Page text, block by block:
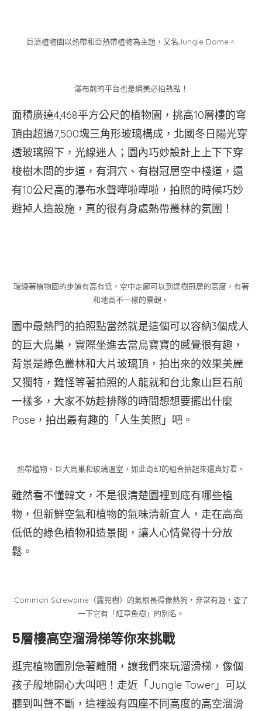
巨濟植物園以熱帶和亞熱帶植物為主題，又名Jungle Dome。
瀑布前的平台也是網美必拍熱點！
面積廣達4,468平方公尺的植物園，挑高10層樓的穹
頂由超過7,500塊三角形玻璃構成，北國冬日陽光穿
透玻璃照下，光線迷人；園內巧妙設計上上下下穿
梭樹木間的步道，有洞穴、有樹冠層空中棧道，還
有10公尺高的瀑布水聲嘩啦嘩啦，拍照的時候巧妙
避掉人造設施，真的很有身處熱帶叢林的氛圍！
環繞著植物園的步道有高有低，空中走廊可以到達樹冠層的高度，有著
和地面不一樣的景觀。
園中最熱門的拍照點當然就是這個可以容納3個成人
的巨大鳥巢，實際坐進去當鳥寶寶的感覺很有趣，
背景是綠色叢林和大片玻璃頂，拍出來的效果美麗
又獨特，難怪等著拍照的人龍就和台北象山巨石前
一樣多，大家不妨趁排隊的時間想想要擺出什麼
Pose，拍出最有趣的「人生美照」吧。
熱帶植物、巨大鳥巢和玻璃溫室，如此奇幻的組合拍起來還真好看。
雖然看不懂韓文，不是很清楚園裡到底有哪些植
物，但新鮮空氣和植物的氣味清新宜人，走在高高
低低的綠色植物和造景間，讓人心情覺得十分放
鬆。
Common Screwpine（露兜樹）的氣根長得像熱狗，非常有趣，查了
一下它有「紅章魚樹」的別名。
5層樓高空溜滑梯等你來挑戰
逛完植物園別急著離開，讓我們來玩溜滑梯，像個
孩子般地開心大叫吧！走近「Jungle Tower」可以
聽到叫聲不斷，這裡設有四座不同高度的高空溜滑